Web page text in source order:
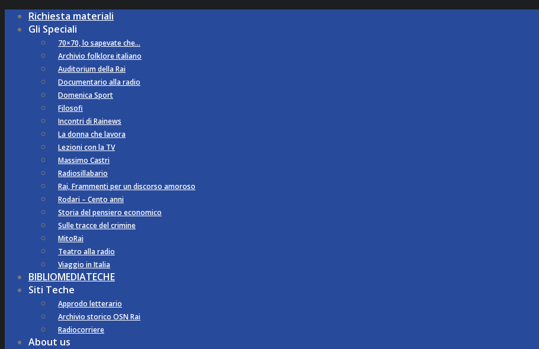
Richiesta materiali
Gli Speciali
70×70, lo sapevate che…
Archivio folklore italiano
Auditorium della Rai
Documentario alla radio
Domenica Sport
Filosofi
Incontri di Rainews
La donna che lavora
Lezioni con la TV
Massimo Castri
Radiosillabario
Rai, Frammenti per un discorso amoroso
Rodari – Cento anni
Storia del pensiero economico
Sulle tracce del crimine
MitoRai
Teatro alla radio
Viaggio in Italia
BIBLIOMEDIATECHE
Siti Teche
Approdo letterario
Archivio storico OSN Rai
Radiocorriere
About us